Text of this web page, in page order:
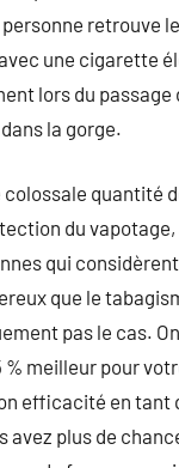
retrouve
une cigarette
lors du passage
la gorge.
colossale quantité
du
qui
que le
pas le cas.
meilleur pour
efficacité en tant
avez plus de